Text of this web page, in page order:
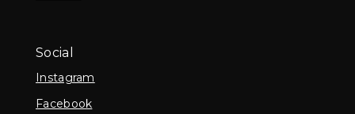
Social
Instagram
Facebook